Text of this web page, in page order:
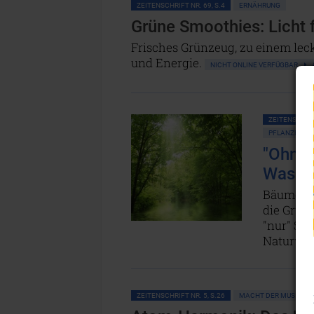
ZEITENSCHRIFT NR. 69, S.4 ERNÄHRUNG
Grüne Smoothies: Licht
Frisches Grünzeug, zu einem
und Energie.
NICHT ONLINE VERFÜGBAR
PFLANZEN •
Bäume
die
"nur"
ZEITENSCHRIFT NR. 5, S.26 MACHT DER MUSIK